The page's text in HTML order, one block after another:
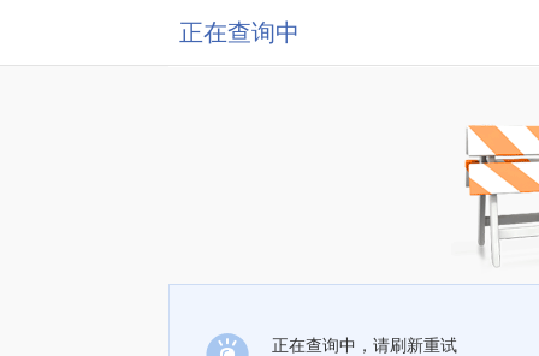
正在查询中
正在查询中，请刷新重试